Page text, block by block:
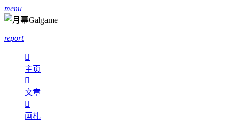
menu
report

主页

文章

画札